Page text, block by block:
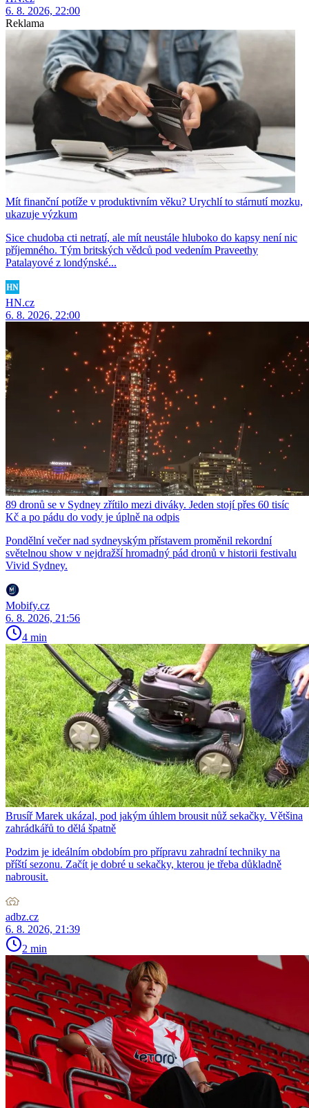
6. 8. 2026, 22:00
Reklama
Mít finanční potíže v produktivním věku? Urychlí to stárnutí mozku,
ukazuje výzkum
Sice chudoba cti netratí, ale mít neustále hluboko do kapsy není nic
příjemného. Tým britských vědců pod vedením Praveethy
Patalayové z londýnské...
HN.cz
6. 8. 2026, 22:00
89 dronů se v Sydney zřítilo mezi diváky. Jeden stojí přes 60 tisíc
Kč a po pádu do vody je úplně na odpis
Pondělní večer nad sydneyským přístavem proměnil rekordní
světelnou show v nejdražší hromadný pád dronů v historii festivalu
Vivid Sydney.
Mobify.cz
6. 8. 2026, 21:56
4 min
Brusíř Marek ukázal, pod jakým úhlem brousit nůž sekačky. Většina
zahrádkářů to dělá špatně
Podzim je ideálním obdobím pro přípravu zahradní techniky na
příští sezonu. Začít je dobré u sekačky, kterou je třeba důkladně
nabrousit.
adbz.cz
6. 8. 2026, 21:39
2 min